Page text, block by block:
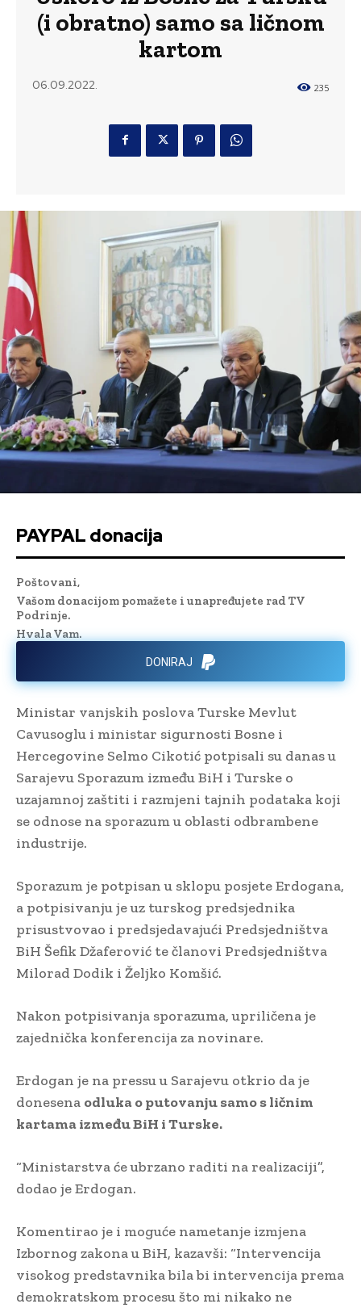
(i obratno) samo sa ličnom
kartom
06.09.2022. 235
PAYPAL donacija
Poštovani,
Vašom donacijom pomažete i unapređujete rad TV
Podrinje.
Hvala Vam.
DONIRAJ
Ministar vanjskih poslova Turske Mevlut
Cavusoglu i ministar sigurnosti Bosne i
Hercegovine Selmo Cikotić potpisali su danas u
Sarajevu Sporazum između BiH i Turske o
uzajamnoj zaštiti i razmjeni tajnih podataka koji
se odnose na sporazum u oblasti odbrambene
industrije.
Sporazum je potpisan u sklopu posjete Erdogana,
a potpisivanju je uz turskog predsjednika
prisustvovao i predsjedavajući Predsjedništva
BiH Šefik Džaferović te članovi Predsjedništva
Milorad Dodik i Željko Komšić.
Nakon potpisivanja sporazuma, upriličena je
zajednička konferencija za novinare.
Erdogan je na pressu u Sarajevu otkrio da je
donesena odluka o putovanju samo s ličnim
kartama između BiH i Turske.
“Ministarstva će ubrzano raditi na realizaciji”,
dodao je Erdogan.
Komentirao je i moguće nametanje izmjena
Izbornog zakona u BiH, kazavši: “Intervencija
visokog predstavnika bila bi intervencija prema
demokratskom procesu što mi nikako ne